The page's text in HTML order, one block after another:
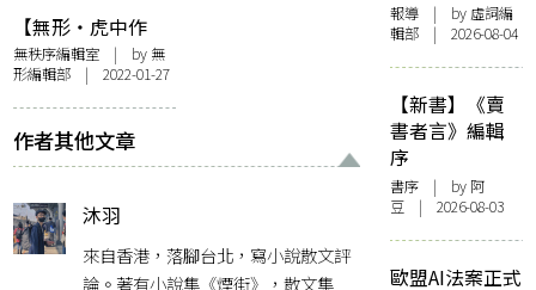
【無形・虎中作
樂】前置詞：苦到
盡頭就是「虎」
無秩序編輯室 | by 無
形編輯部 | 2022-01-27
作者其他文章
沐羽
來自香港，落腳台北，寫小說散文評
論。著有小說集《煙街》，散文集
報導 | by 虛詞編
輯部 | 2026-08-04
【新書】《賣
書者言》編輯
序
書序 | by 阿
豆 | 2026-08-03
歐盟AI法案正式